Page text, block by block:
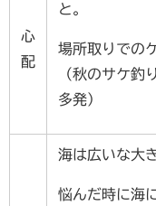
心
配
と。
場所取りでの
（秋のサケ釣
多発）
海は広いな大
悩んだ時に海